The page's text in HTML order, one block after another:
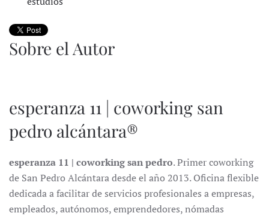
Sobre el Autor
esperanza 11 | coworking san
pedro alcántara®
esperanza 11 | coworking san pedro. Primer coworking
de San Pedro Alcántara desde el año 2013. Oficina flexible
dedicada a facilitar de servicios profesionales a empresas,
empleados, autónomos, emprendedores, nómadas